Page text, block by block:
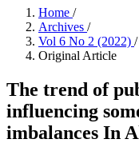
Home /
Archives /
Vol 6 No 2 (2022) /
Original Article
The trend of
influencing
imbalances In